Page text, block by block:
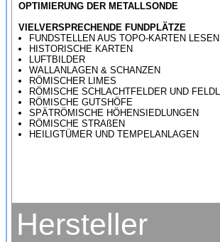
OPTIMIERUNG DER METALLSONDE
VIELVERSPRECHENDE FUNDPLÄTZE
FUNDSTELLEN AUS TOPO-KARTEN LESEN
HISTORISCHE KARTEN
LUFTBILDER
WALLANLAGEN & SCHANZEN
RÖMISCHER LIMES
RÖMISCHE SCHLACHTFELDER UND
RÖMISCHE GUTSHÖFE
SPÄTRÖMISCHE HÖHENSIEDLUNGEN
RÖMISCHE STRAßEN
HEILIGTÜMER UND TEMPELANLAGEN
Hersteller